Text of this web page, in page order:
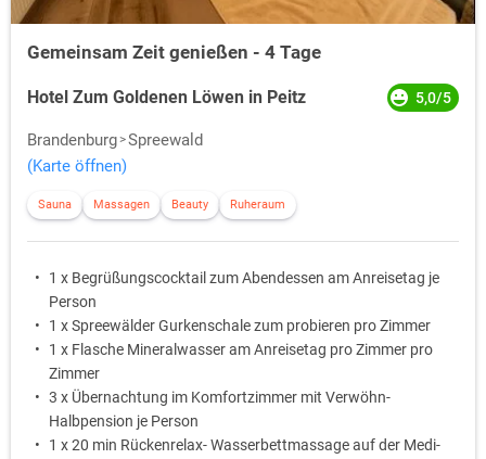
Gemeinsam Zeit genießen - 4 Tage
Hotel Zum Goldenen Löwen in Peitz 5,0/5
Brandenburg Spreewald
(Karte öffnen)
Sauna Massagen Beauty Ruheraum
1 x Begrüßungscocktail zum Abendessen am Anreisetag je
Person
1 x Spreewälder Gurkenschale zum probieren pro Zimmer
1 x Flasche Mineralwasser am Anreisetag pro Zimmer pro
Zimmer
3 x Übernachtung im Komfortzimmer mit Verwöhn-
Halbpension je Person
1 x 20 min Rückenrelax- Wasserbettmassage auf der Medi-